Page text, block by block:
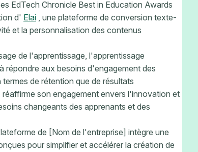
EdTech Chronicle Best in Education Awards
d' Elai , une plateforme de conversion texte-
et la personnalisation des contenus
de l'apprentissage, l'apprentissage
répondre aux besoins d'engagement des
de rétention que de résultats
son engagement envers l'innovation et
changeants des apprenants et des
de [Nom de l'entreprise] intègre une
pour simplifier et accélérer la création de